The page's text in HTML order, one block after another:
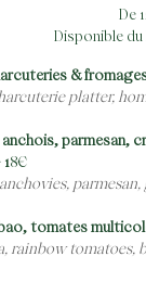
De
Disponible du
&
platter,
anchois,
8€
anchovies,
tomates
rainbow tomatoes,